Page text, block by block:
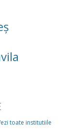
toate institutiile